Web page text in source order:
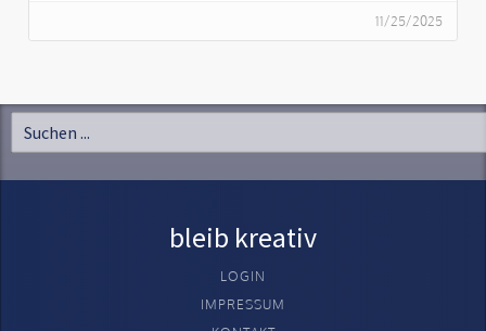
11/25/2025
bleib kreativ
LOGIN
IMPRESSUM